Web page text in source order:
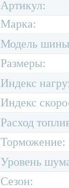
Артикул:
Марка:
Модель
Размеры:
Индекс
Индекс
Расход
Торможение:
Уровень
Сезон: